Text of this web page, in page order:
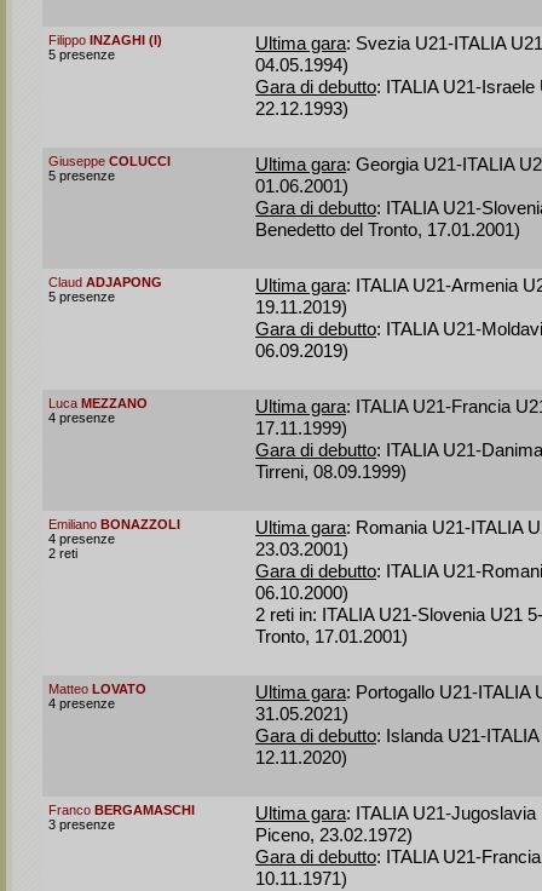
Filippo
INZAGHI (I)
5 presenze
Ultima gara: Svezia U21-ITALIA
04.05.1994)
Gara di debutto: ITALIA U21-
22.12.1993)
Giuseppe COLUCCI
5 presenze
Ultima gara: Georgia U21-ITALIA
01.06.2001)
Gara di debutto: ITALIA U21-
Benedetto del Tronto, 17.01.2001)
Claud ADJAPONG
5 presenze
Ultima gara: ITALIA U21-Armenia
19.11.2019)
Gara di debutto: ITALIA U21-
06.09.2019)
Luca MEZZANO
4 presenze
Ultima gara: ITALIA U21-Francia
17.11.1999)
Gara di debutto: ITALIA U21-
Tirreni, 08.09.1999)
Emiliano BONAZZOLI
4 presenze
2 reti
Ultima gara: Romania U21-ITALIA
23.03.2001)
Gara di debutto: ITALIA U21-
06.10.2000)
2 reti in: ITALIA U21-Slovenia U21
Tronto, 17.01.2001)
Matteo LOVATO
4 presenze
Ultima gara: Portogallo U21-ITALIA
31.05.2021)
Gara di debutto: Islanda U21-
12.11.2020)
Franco BERGAMASCHI
3 presenze
Ultima gara: ITALIA U21-
Piceno, 23.02.1972)
Gara di debutto: ITALIA U21-
10.11.1971)